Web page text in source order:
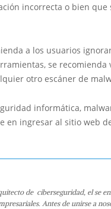
incorrecta o bien que
a los usuarios
se
otro escáner de
informática,
en ingresar al sitio web
de ciberseguridad, el se
Antes de unirse a